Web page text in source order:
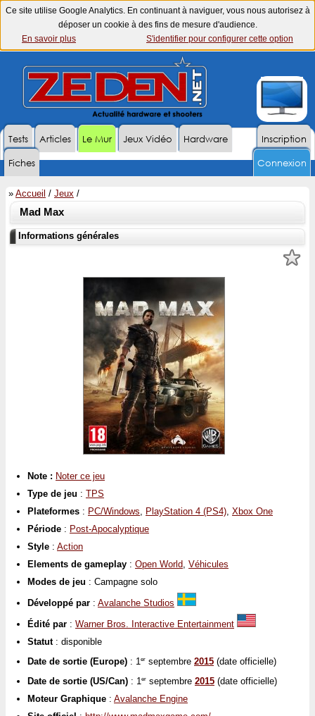
Ce site utilise Google Analytics. En continuant à naviguer, vous nous autorisez à
déposer un cookie à des fins de mesure d'audience.
En savoir plus
S'identifier pour configurer cette option
Inscription
Tests Articles Le Mur Jeux Vidéo
Hardware
Fiches
Connexion
» Accueil / Jeux /
Mad Max
Informations générales
Note : Noter ce jeu
Type de jeu : TPS
Plateformes : PC/Windows, PlayStation 4 (PS4), Xbox One
Période : Post-Apocalyptique
Style : Action
Elements de gameplay : Open World, Véhicules
Modes de jeu : Campagne solo
Développé par : Avalanche Studios
Édité par : Warner Bros. Interactive Entertainment
Statut: disponible
Date de sortie (Europe) : 1 er septembre 2015 (date officielle)
Date de sortie (US/Can) : 1 er septembre 2015 (date officielle)
Moteur Graphique : Avalanche Engine